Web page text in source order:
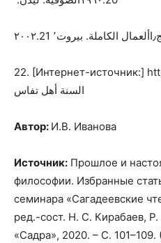
22. [Интернет-источник:]
السنة أهل تفاس
Автор: И.В. Иванова
Источник: Прошлое и
философии. Избранные
семинара «Сагадеевские
ред.-сост. Н. С. Кирабаев,
«Садра», 2020. – С.